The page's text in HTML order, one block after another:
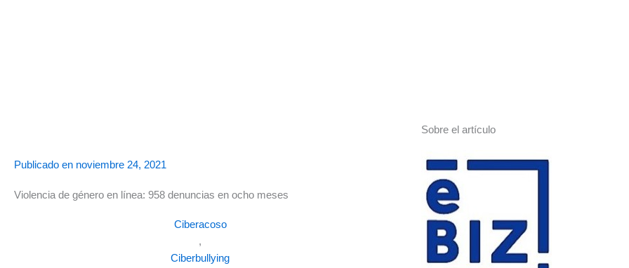
Publicado en noviembre 24, 2021
Violencia de género en línea: 958 denuncias en ocho meses
Ciberacoso
,
Ciberbullying
Sobre el artículo